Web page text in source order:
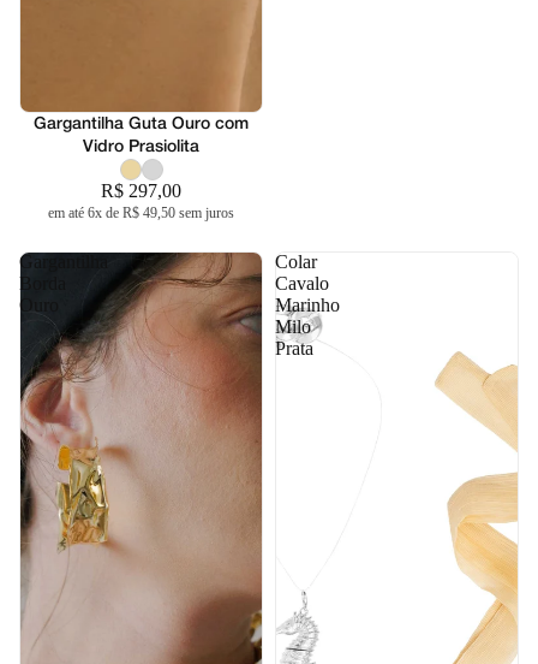
Lançamento
Gargantilha Guta Ouro com
Vidro Prasiolita
R$ 297,00
em até 6x de R$ 49,50 sem juros
Gargantilha
Borda
Ouro
Colar
Cavalo
Marinho
Milo
Prata